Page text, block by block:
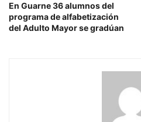
En Guarne 36 alumnos del
programa de alfabetización
del Adulto Mayor se gradúan